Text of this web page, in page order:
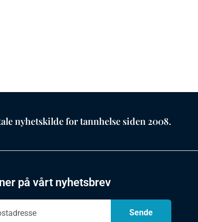
nyhetskilde for tannhelse siden 2008.
på vårt nyhetsbrev